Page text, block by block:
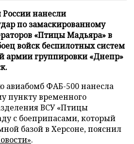
нанесли
по замаскированному
«Птицы Мадьяра» в
войск беспилотных систем
армии группировки «Днепр»
авиабомб ФАБ-500 нанесла
пункту временного
ВСУ «Птицы
с боеприпасами, который
базой в Херсоне, пояснил
.